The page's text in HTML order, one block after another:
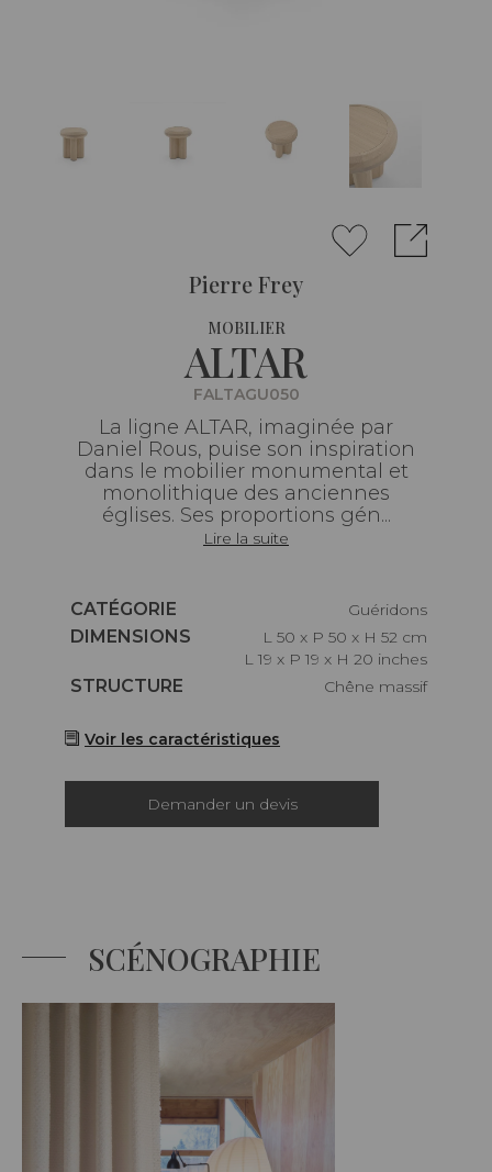
Pierre Frey
MOBILIER
ALTAR
FALTAGU050
La ligne ALTAR, imaginée par
Daniel Rous, puise son inspiration
dans le mobilier monumental et
monolithique des anciennes
églises. Ses proportions gén...
Lire la suite
Caractéristiques
CATÉGORIE
Guéridons
Caractéristiques
DIMENSIONS
L 50 x P 50 x H 52 cm
L 19 x P 19 x H 20 inches
Caractéristiques
STRUCTURE Chêne massif
Voir les caractéristiques
Demander un devis
SCÉNOGRAPHIE